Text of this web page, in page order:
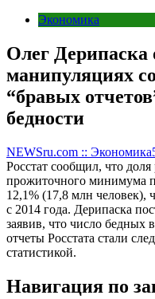
Экономика
Олег Дерипаска
манипуляциях
“бравых
бедности
NEWSru.com :: Экономика
Росстат сообщил, что
прожиточного минимума
12,1% (17,8 млн человек),
с 2014 года. Дерипаска
заявив, что число бедных
отчеты Росстата стали
статистикой.
Навигация по